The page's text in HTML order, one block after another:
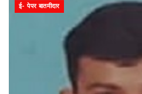
ई- पेपर बातमीदार